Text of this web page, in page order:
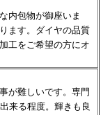
内包物が御座いま
ます。 ダイヤの品質
工をご希望の方にオ
が難しいです。専門
来る程度。 輝きも良